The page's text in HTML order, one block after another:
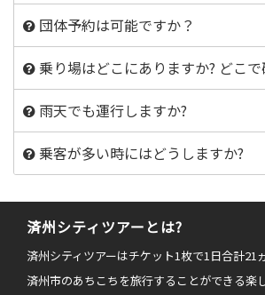
団体予約は可能ですか？
乗り場はどこにありますか? どこ
雨天でも運行しますか?
乗客が多い時にはどうしますか?
済州シティツアーとは?
済州シティツアーはチケット1枚で1日合計
済州市のあちこちを旅行することができる楽